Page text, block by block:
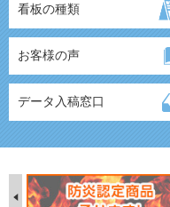
看板の種類
お客様の声
データ入稿窓口